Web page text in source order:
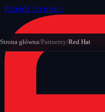
Przejdź do treści
Strona główna/Partnerzy/Red Hat